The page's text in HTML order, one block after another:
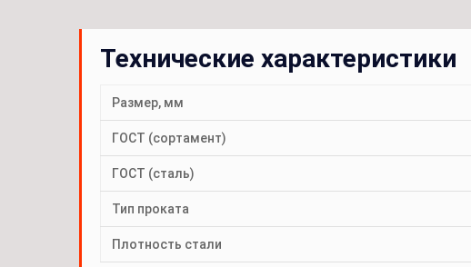
Технические характеристики
Размер, мм
ГОСТ (сортамент)
ГОСТ (сталь)
Тип проката
Плотность стали